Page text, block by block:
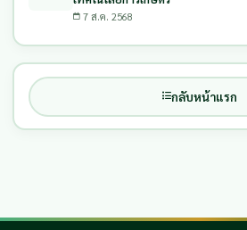
7 ส.ค. 2568
กลับหน้าแรก